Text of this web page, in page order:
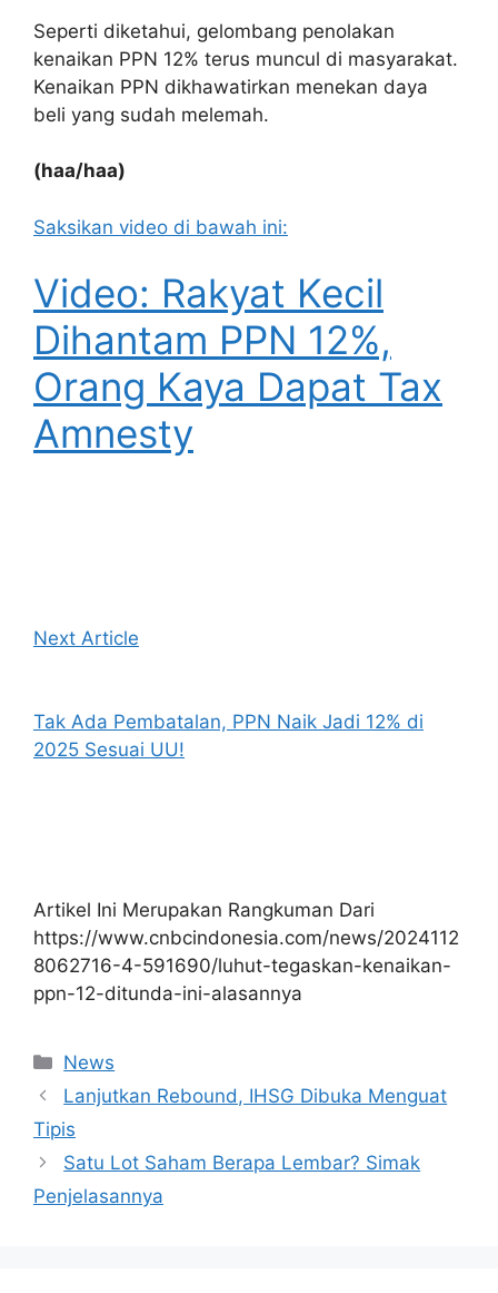
Seperti diketahui, gelombang penolakan
kenaikan PPN 12% terus muncul di masyarakat.
Kenaikan PPN dikhawatirkan menekan daya
beli yang sudah melemah.
(haa/haa)
Saksikan video di bawah ini:
Video: Rakyat Kecil
Dihantam PPN 12%,
Orang Kaya Dapat Tax
Amnesty
Next Article
Tak Ada Pembatalan, PPN Naik Jadi 12% di
2025 Sesuai UU!
Artikel Ini Merupakan Rangkuman Dari
https://www.cnbcindonesia.com/news/2024112
8062716-4-591690/luhut-tegaskan-kenaikan-
ppn-12-ditunda-ini-alasannya
Kategori
News
Lanjutkan Rebound, IHSG Dibuka Menguat
Tipis
Satu Lot Saham Berapa Lembar? Simak
Penjelasannya